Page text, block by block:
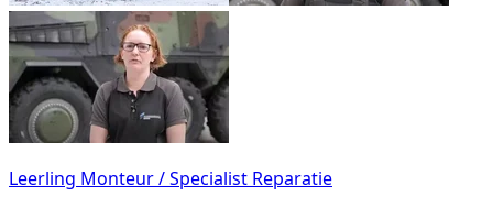
Leerling Monteur / Specialist Reparatie